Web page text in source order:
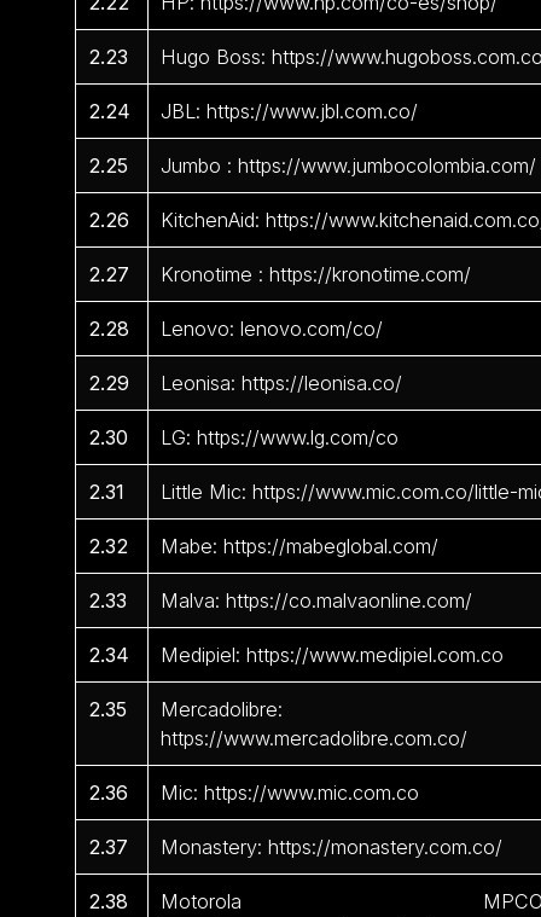
2.23 Hugo Boss: https://
2.24 JBL: https://www.jbl.com.co/
2.25 Jumbo : https://www.jumbocolombia.com/
2.26 KitchenAid: https://
2.27 Kronotime : https://kronotime.com/
2.28 Lenovo: lenovo.com/co/
2.29 Leonisa: https://leonisa.co/
2.30 LG: https://www.lg.com/co
2.31 Little Mic: https://www.mic.com.co/little-
2.32 Mabe: https://mabeglobal.com/
2.33 Malva: https://co.malvaonline.com/
2.34 Medipiel: https://www.medipiel.com.co
2.35
Mercadolibre:
https://www.mercadolibre.com.co/
2.36 Mic: https://www.mic.com.co
2.37 Monastery: https://monastery.com.co/
2.38
Motorola